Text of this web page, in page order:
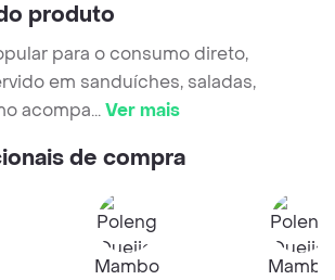
produto
para o consumo direto,
em sanduíches, saladas,
acompa...Ver mais
de compra
Mambo
Mambo